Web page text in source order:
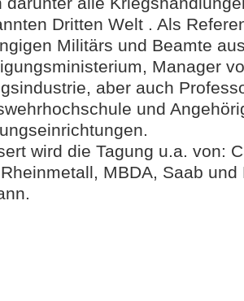
Dritten Welt . Als
Militärs und Beamte
Manager
aber auch
und
wird die Tagung u.a. von:
MBDA, Saab und